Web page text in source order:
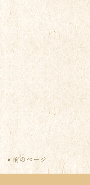
« 前のページ